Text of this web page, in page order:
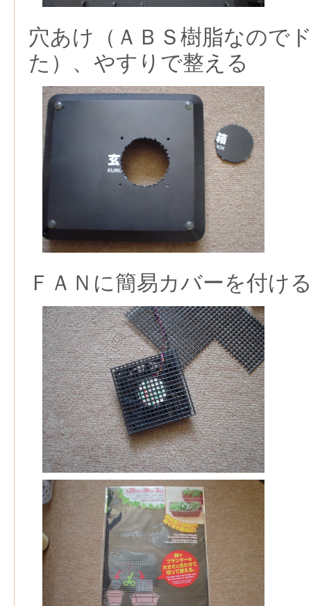
穴あけ（ＡＢＳ樹脂なので
た）、やすりで整える
ＦＡＮに簡易カバーを付け